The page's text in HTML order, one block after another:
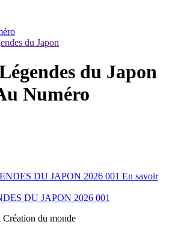
du Japon
du Japon
Numéro
En savoir
DU JAPON 2026 001
du monde